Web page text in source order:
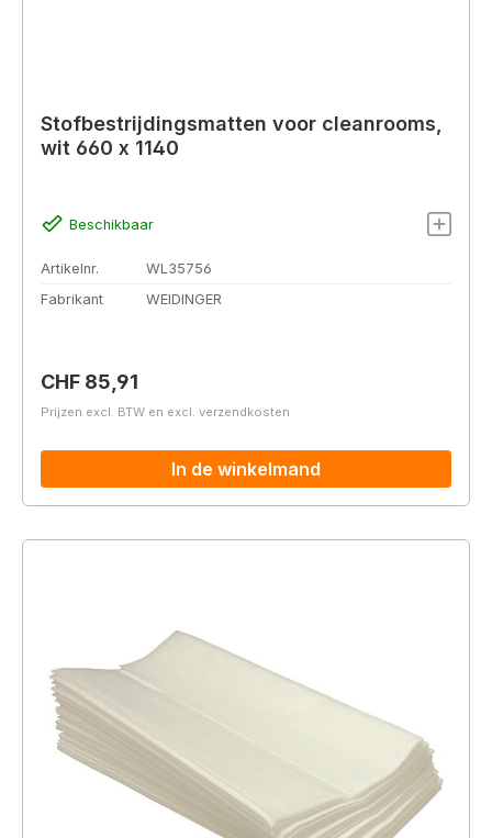
Stofbestrijdingsmatten voor cleanrooms,
wit 660 x 1140
Beschikbaar
Artikelnr.
WL35756
Fabrikant
WEIDINGER
Normale prijs:
CHF 85,91
Prijzen excl. BTW en excl. verzendkosten
In de winkelmand